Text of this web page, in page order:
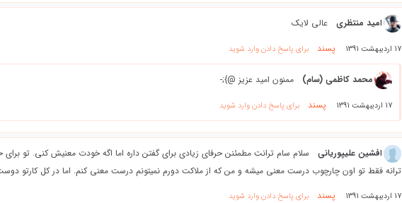
امید منتظری عالی لایک
17 اردیبهشت 1391 پسند برای پاسخ دادن وارد شوید
محمد کاظمی (سام) ممنون امید عزیز @};-
17 اردیبهشت 1391 پسند برای پاسخ دادن وارد شوید
افشین علیپوریانی
سلام سام ترانت مطمئنن حرفای زیادی برای گفتن داره اما اگه خودت معنیش کنی. تو
ترانه فقط تو اون چارچوب درست معنی میشه و من که از ملاکت دورم نمیتونم درست معنی کنم. اما در کل کارتو
17 اردیبهشت 1391 پسند برای پاسخ دادن وارد شوید